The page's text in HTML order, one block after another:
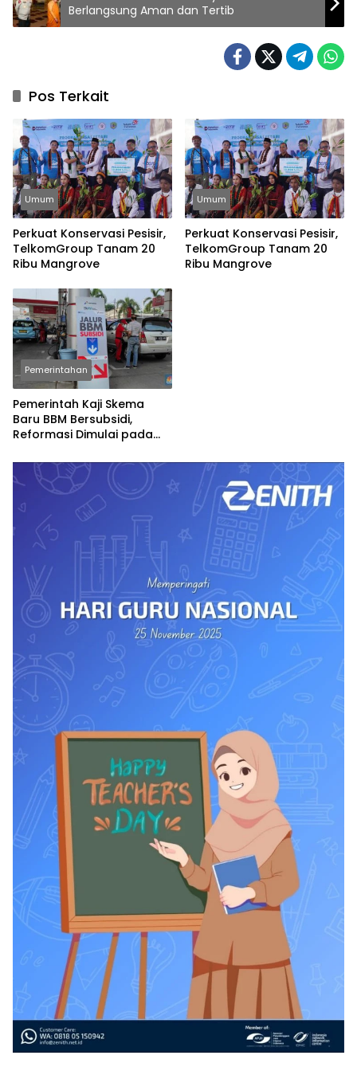
Berlangsung Aman dan Tertib
Pos Terkait
Umum
Perkuat Konservasi Pesisir,
TelkomGroup Tanam 20
Ribu Mangrove
Umum
Perkuat Konservasi Pesisir,
TelkomGroup Tanam 20
Ribu Mangrove
Pemerintahan
Pemerintah Kaji Skema
Baru BBM Bersubsidi,
Reformasi Dimulai pada